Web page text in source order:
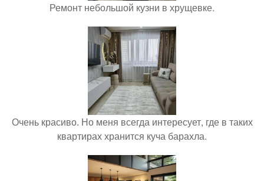
Ремонт небольшой кузни в хрущевке.
Очень красиво. Но меня всегда интересует, где в таких
квартирах хранится куча барахла.